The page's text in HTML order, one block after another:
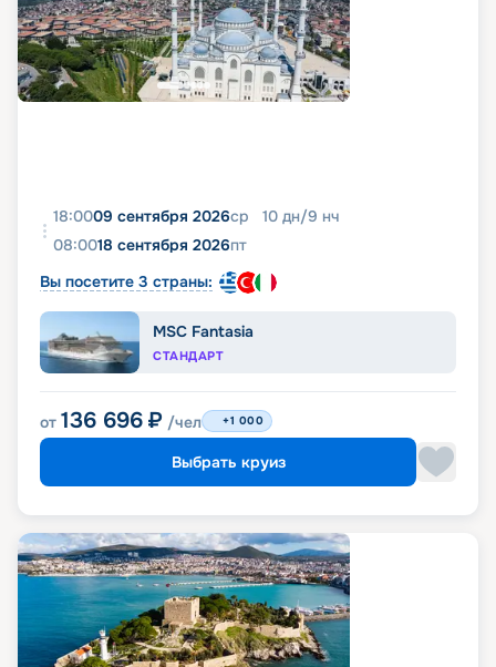
18:0009 сентября 2026ср 10 дн/9 нч
08:0018 сентября 2026пт
Вы посетите 3 страны:
MSC Fantasia
СТАНДАРТ
от 136 696 ₽ /чел +1 000
Выбрать круиз